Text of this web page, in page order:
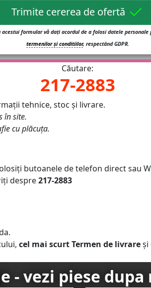
Trimite cererea de ofertă
formular vă dați acordul de a folosi datele
termenilor și conditiilor, respectând GDPR.
Căutare:
217-2883
tehnice, stoc și livrare.
în site.
cu plăcuța.
butoanele de telefon direct sau
despre217-2883
cel mai scurt Termen de livrareși
- vezi piese dupa